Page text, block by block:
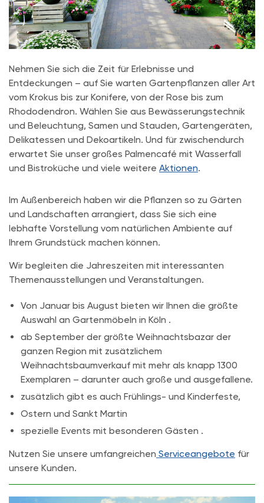
Nehmen Sie sich die Zeit für Erlebnisse und
Entdeckungen – auf Sie warten Gartenpflanzen aller Art
vom Krokus bis zur Konifere, von der Rose bis zum
Rhododendron. Wählen Sie aus Bewässerungstechnik
und Beleuchtung, Samen und Stauden, Gartengeräten,
Delikatessen und Dekoartikeln. Und für zwischendurch
erwartet Sie unser großes Palmencafé mit Wasserfall
und Bistroküche und viele weitere Aktionen.
Im Außenbereich haben wir die Pflanzen so zu Gärten
und Landschaften arrangiert, dass Sie sich eine
lebhafte Vorstellung vom natürlichen Ambiente auf
Ihrem Grundstück machen können.
Wir begleiten die Jahreszeiten mit interessanten
Themenausstellungen und Veranstaltungen.
Von Januar bis August bieten wir Ihnen die größte
Auswahl an Gartenmöbeln in Köln .
ab September der größte Weihnachtsbazar der
ganzen Region mit zusätzlichem
Weihnachtsbaumverkauf mit mehr als knapp 1300
Exemplaren – darunter auch große und ausgefallene.
zusätzlich gibt es auch Frühlings- und Kinderfeste,
Ostern und Sankt Martin
spezielle Events mit besonderen Gästen .
Nutzen Sie unsere umfangreichen Serviceangebote für
unsere Kunden.